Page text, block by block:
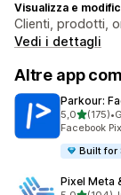
Visualizza e
Clienti, prodotti,
Vedi i dettagli
Altre app
Parkour:
5,0stelle su
(175)
175 •
Facebook
Built for
Pixel Meta